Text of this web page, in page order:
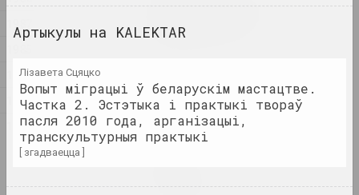
1987
1984
1982
1971
Нікалаеў, Арт Фестываль
Art Festival 2024
2024. штаб фестывалю
Аляксей Шлык
GOO
2024. персанальная выстава
2024. персанальная выстава
Артыкулы на KALEKTAR
Лізавета Сцяцко
Вопыт міграцыі ў беларускім мастацтве.
Частка 2. Эстэтыка і практыкі твораў
пасля 2010 года, арганізацыі,
транскультурныя практыкі
[ згадваецца ]